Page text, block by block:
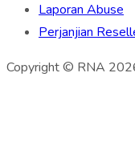
Laporan Abuse
Perjanjian
Copyright © RNA